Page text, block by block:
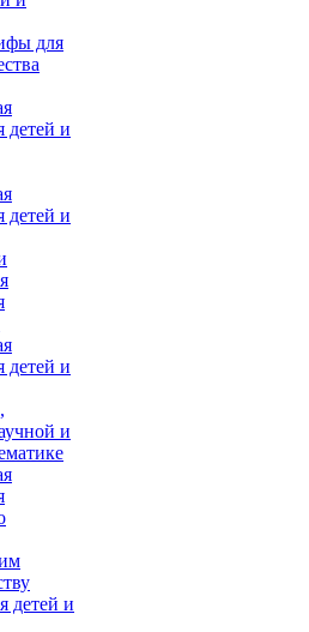
для
детей и
детей и
детей и
и
детей и